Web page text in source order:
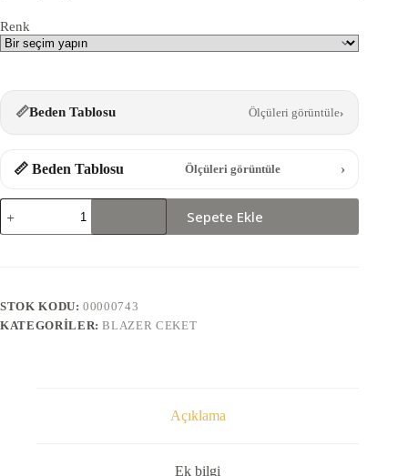
Renk
📏Beden Tablosu Ölçüleri görüntüle›
📏 Beden Tablosu Ölçüleri görüntüle ›
60785-
KRUVAZE
BLAZER
Sepete Ekle
STOK KODU:00000743
KATEGORILER:BLAZER CEKET
Açıklama
Ek bilgi